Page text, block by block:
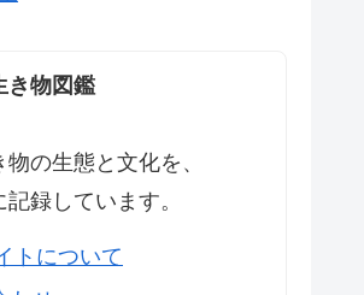
き物図鑑
の生態と文化を、
録しています。
トについて